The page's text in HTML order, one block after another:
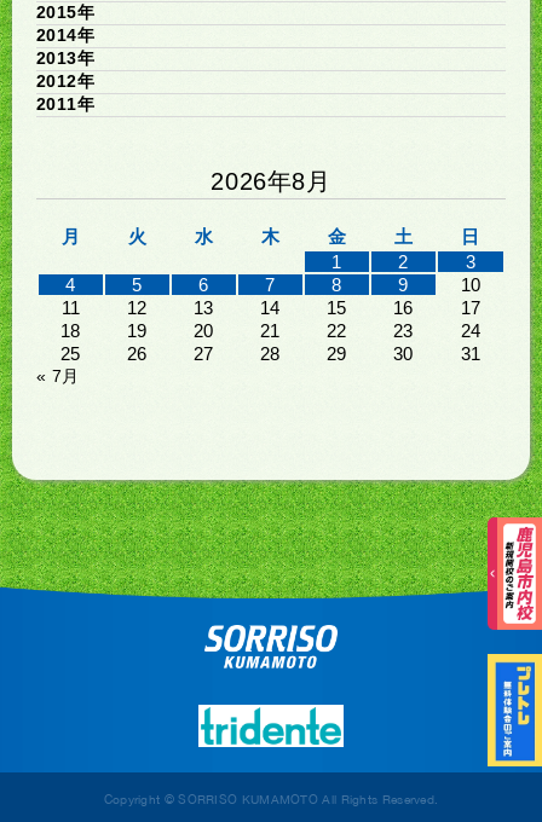
2015年
2014年
2013年
2012年
2011年
2026年8月
月 火 水 木 金 土
日
1
2
3
4
5 6 7 8 9
10
11
12 13 14 15 16
17
18
19 20 21 22 23
24
25
26 27 28 29 30 31
« 7月
Copyright © SORRISO KUMAMOTO All Rights Reserved.